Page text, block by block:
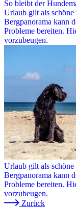
So bleibt der
Urlaub gilt als
Bergpanorama kann
Probleme bereiten.
vorzubeugen.
Urlaub gilt als
Bergpanorama kann
Probleme bereiten.
vorzubeugen.
Zurück